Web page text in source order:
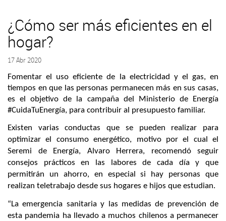
¿Cómo ser más eficientes en el
hogar?
17 Abr 2020
Fomentar el uso eficiente de la electricidad y el gas, en
tiempos en que las personas permanecen más en sus casas,
es el objetivo de la campaña del Ministerio de Energía
#CuidaTuEnergía, para contribuir al presupuesto familiar.
Existen varias conductas que se pueden realizar para
optimizar el consumo energético, motivo por el cual el
Seremi de Energía, Alvaro Herrera, recomendó seguir
consejos prácticos en las labores de cada día y que
permitirán un ahorro, en especial si hay personas que
realizan teletrabajo desde sus hogares e hijos que estudian.
“La emergencia sanitaria y las medidas de prevención de
esta pandemia ha llevado a muchos chilenos a permanecer